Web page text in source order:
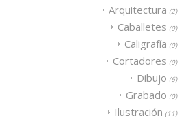
Arquitectura (2)
Caballetes (0)
Caligrafía (0)
Cortadores (0)
Dibujo (6)
Grabado (0)
Ilustración (11)